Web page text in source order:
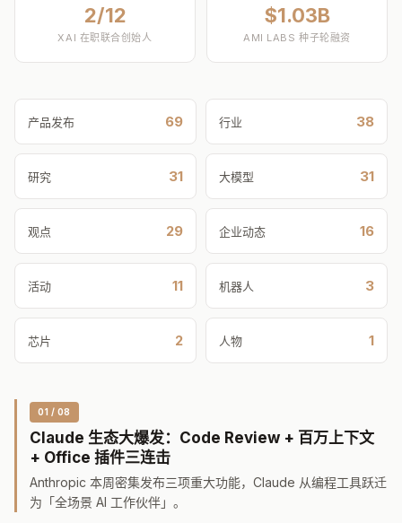
2/12
XAI 在职联合创始人
$1.03B
AMI LABS 种子轮融资
产品发布 69 行业 38
研究 31 大模型 31
观点 29 企业动态 16
活动 11 机器人 3
芯片 2 人物 1
01 / 08
Claude 生态大爆发：Code Review + 百万上下文
+ Office 插件三连击
Anthropic 本周密集发布三项重大功能，Claude 从编程工具跃迁
为「全场景 AI 工作伙伴」。